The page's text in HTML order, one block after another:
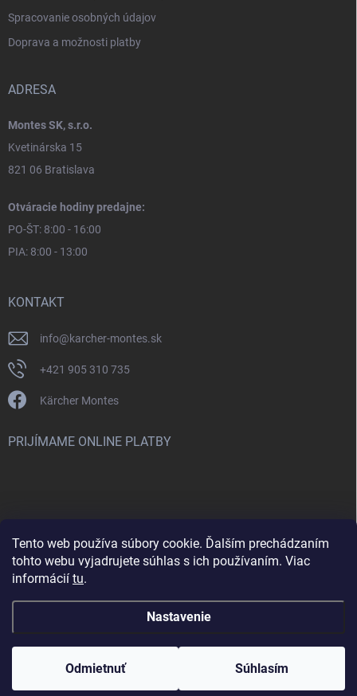
Tento web používa súbory cookie. Ďalším prechádzaním
tohto webu vyjadrujete súhlas s ich používaním. Viac
informácií tu.
Nastavenie
Odmietnuť Súhlasím
Spracovanie osobných údajov
Doprava a možnosti platby
ADRESA
Montes SK, s.r.o.
Kvetinárska 15
821 06 Bratislava
Otváracie hodiny predajne:
PO-ŠT: 8:00 - 16:00
PIA: 8:00 - 13:00
KONTAKT
info@karcher-montes.sk
+421 905 310 735
Kärcher Montes
PRIJÍMAME ONLINE PLATBY
Nenašli ste čo ste hľadali? Máte záujem o inú značku? Skúste
navštíviť aj našu stránku Montclean.sk
Vytvoril Shoptet
Copyright 2026 karcher-montes.sk . Všetky práva vyhradené.